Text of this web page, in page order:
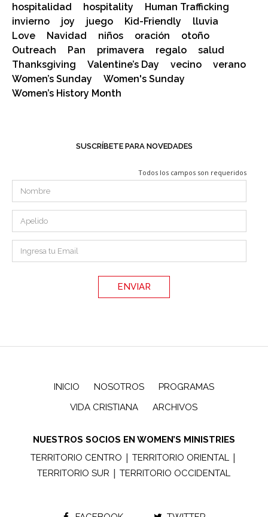
hospitalidad
hospitality
Human Trafficking
invierno
joy juego Kid-Friendly
lluvia
Love
Navidad niños oración
otoño
Outreach
Pan primavera regalo
salud
Thanksgiving
Valentine’s Day vecino
verano
Women’s Sunday
Women's Sunday
Women’s History Month
SUSCRÍBETE PARA NOVEDADES
Todos los campos son requeridos
INICIO NOSOTROS
PROGRAMAS
VIDA CRISTIANA
ARCHIVOS
NUESTROS SOCIOS EN WOMEN’S MINISTRIES
TERRITORIO CENTRO |TERRITORIO ORIENTAL |
TERRITORIO SUR |TERRITORIO OCCIDENTAL